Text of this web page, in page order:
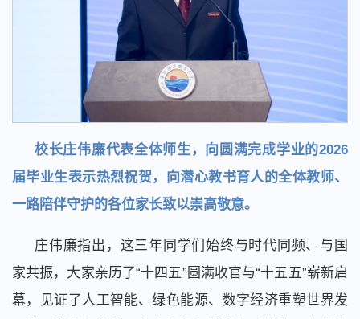
校长庄伟廉代表全体师生，向圆满完成学业的2026
届毕业生表示热烈祝贺，向潜心教书育人的全体教师、
一路陪伴守护的各位家长致以崇高敬意。
庄伟廉指出，这三年同学们始终与时代同频、与国
家共振，大家亲历了“十四五”圆满收官与“十五五”崭新启
幕，见证了人工智能、绿色能源、数字经济重塑世界发